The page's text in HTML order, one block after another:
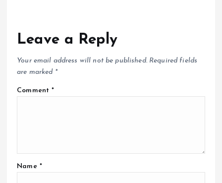
Leave a Reply
Your email address will not be published. Required fields
are marked *
Comment*
Name *